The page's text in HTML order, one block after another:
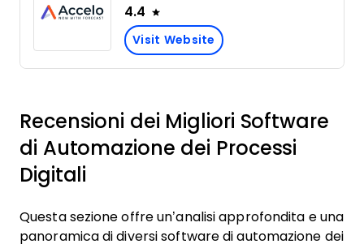
4.4
Visit Website
Recensioni dei Migliori Software
di Automazione dei Processi
Digitali
Questa sezione offre un’analisi approfondita e una
panoramica di diversi software di automazione dei